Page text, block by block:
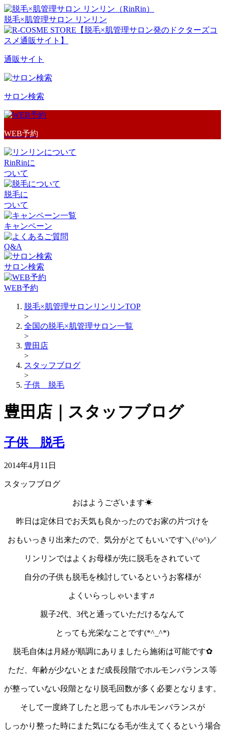
脱毛×肌管理サロン リンリン
通販サイト
サロン検索
WEB予約
RinRinに
ついて
脱毛に
ついて
キャンペーン
Q&A
サロン検索
WEB予約
脱毛×肌管理サロンリンリンTOP
>
全国の脱毛×肌管理サロン一覧
>
豊田店
>
スタッフブログ
>
子供 脱毛
豊田店｜スタッフブログ
子供 脱毛
2014年4月11日
スタッフブログ
おはようございます☀
昨日は定休日でお天気も良かったのでお家の片づけを
おもいっきり出来たので、気分がとてもいいです＼(^o^)／
リンリンではよくお母様が先に脱毛をされていて
自分の子供も脱毛を検討しているというお客様が
よくいらっしゃいます♬
親子2代、3代と通っていただけるなんて
とっても光栄なことです(*^_^*)
脱毛自体は月経が順調にありましたら施術は可能です✿
ただ、年齢が少ないとまだ成長段階でホルモンバランス等
が整っていない段階となり脱毛回数が多く必要となります。
そして一度終了したと思ってもホルモンバランスが
しっかり整った時にまた気になる毛が生えてくるという場合